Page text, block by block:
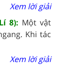
Xem lời giải
8): Một vật
Khi tác
Xem lời giải